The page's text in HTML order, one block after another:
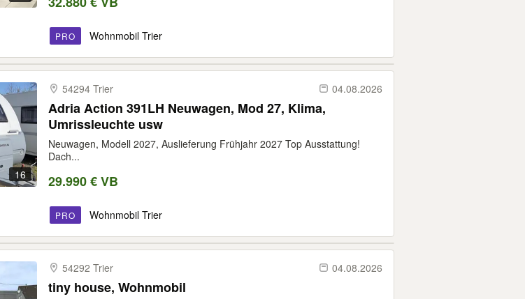
PRO Wohnmobil Trier
16
54294 Trier 04.08.2026
Adria Action 391LH Neuwagen, Mod 27, Klima,
Umrissleuchte usw
Neuwagen, Modell 2027, Auslieferung Frühjahr 2027 Top Ausstattung!
Dach...
29.990 € VB
PRO Wohnmobil Trier
54292 Trier 04.08.2026
tiny house, Wohnmobil